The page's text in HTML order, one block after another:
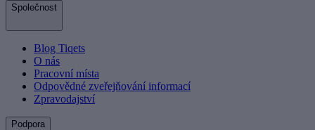
Společnost
Blog Tiqets
O nás
Pracovní místa
Odpovědné zveřejňování informací
Zpravodajství
Podpora